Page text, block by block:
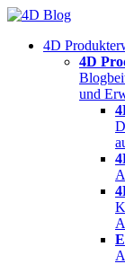
Skip
content4D
4D
und